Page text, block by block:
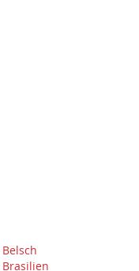
Belsch
Brasilien